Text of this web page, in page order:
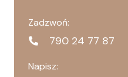
Zadzwoń:
790 24 77 87
Napisz: